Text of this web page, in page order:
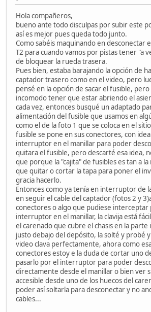
Hola compañeros,
bueno ante todo disculpas por subir este
así es mejor pues queda todo junto.
Como sabéis maquinando en desconectar
T2 para cuando vamos por pistas tener "a
de bloquear la rueda trasera.
Pues bien, estaba barajando la opción de
captador trasero como en el video, pero
pensé en la opción de sacar el fusible,
incomodo tener que estar abriendo el
cada vez, entonces busqué un adaptado
alimentación del fusible que usamos en
como el de la foto 1 que se coloca en el
fusible se pone en sus conectores, con
interruptor en el manillar para poder
quitara el fusible, pero descarté esa idea,
que porque la "cajita" de fusibles es tan a
que quitar o cortar la tapa para poner el
gracia hacerlo.
Entonces como ya tenía en interruptor de
en seguir el cable del captador (fotos 2 y
conectores o algo que pudiese interceptar
interruptor en el manillar, la clavija está
el carenado que cubre el chasis en la parte
justo debajo del depósito, la solté y probé
video clava perfectamente, ahora como
conectores estoy e la duda de cortar uno
pasarlo por el interruptor para poder
directamente desde el manillar o bien ver
accesible desde uno de los huecos del
poder así soltarla para desconectar y no
cables...